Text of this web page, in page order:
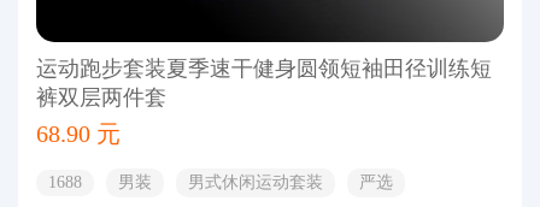
运动跑步套装夏季速干健身圆领短袖田径训练短
裤双层两件套
68.90 元
1688 男装 男式休闲运动套装
严选